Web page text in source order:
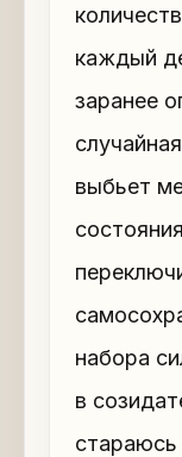
каждый
заранее
выбьет
набора
в
стараюсь